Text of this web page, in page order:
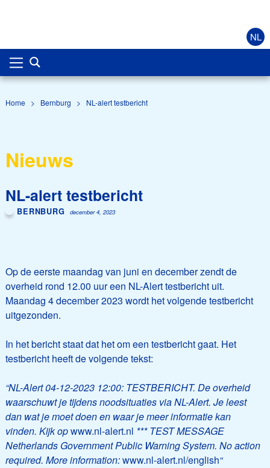
NL
Home > Bernburg > NL-alert testbericht
Nieuws
NL-alert testbericht
BERNBURG december 4, 2023
Op de eerste maandag van juni en december zendt de
overheid rond 12.00 uur een NL-Alert testbericht uit.
Maandag 4 december 2023 wordt het volgende testbericht
uitgezonden.
In het bericht staat dat het om een testbericht gaat. Het
testbericht heeft de volgende tekst:
“NL-Alert 04-12-2023 12:00: TESTBERICHT. De overheid
waarschuwt je tijdens noodsituaties via NL-Alert. Je leest
dan wat je moet doen en waar je meer informatie kan
vinden. Kijk opwww.nl-alert.nl *** TEST MESSAGE
Netherlands Government Public Warning System. No action
required. More information:www.nl-alert.nl/english“